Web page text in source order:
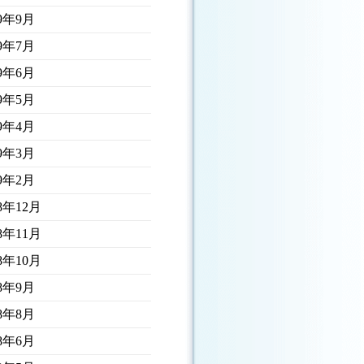
9月
7月
6月
5月
4月
3月
2月
12月
11月
10月
9月
8月
6月